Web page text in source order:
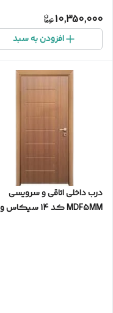
10,350,000
افزودن به سبد
درب داخلی اتاقی و سرویسی
MDF5MM کد 14 سیکاس وود